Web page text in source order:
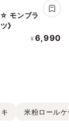
モンブラ
》
¥ 6,990
米粉ロール